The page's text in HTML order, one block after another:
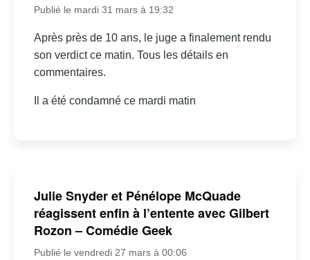
Publié le mardi 31 mars à 19:32
Après près de 10 ans, le juge a finalement rendu
son verdict ce matin. Tous les détails en
commentaires.
Il a été condamné ce mardi matin
Julie Snyder et Pénélope McQuade
réagissent enfin à l’entente avec Gilbert
Rozon – Comédie Geek
Publié le vendredi 27 mars à 00:06